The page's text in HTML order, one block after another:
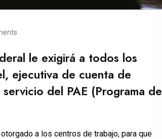
le exigirá a todos los
ejecutiva de cuenta de
del PAE (Programa de
a los centros de trabajo, para que